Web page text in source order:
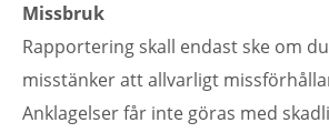
Missbruk
Rapportering skall endast ske om
misstänker att allvarligt
Anklagelser får inte göras med